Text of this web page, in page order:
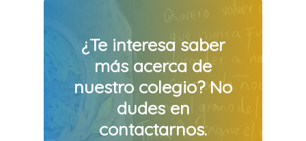
¿Te interesa saber
más acerca de
nuestro colegio? No
dudes en
contactarnos.